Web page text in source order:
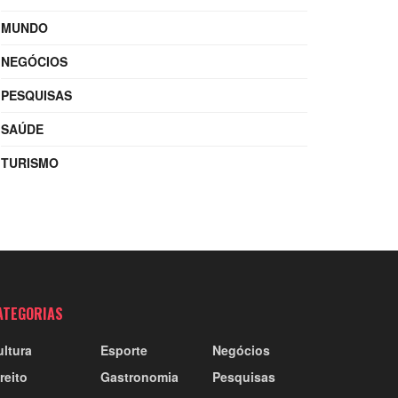
MUNDO
NEGÓCIOS
PESQUISAS
SAÚDE
TURISMO
Esporte
Gastronomia
Negócios
Pesquisas